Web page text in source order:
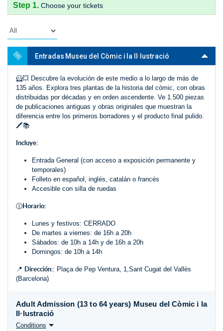
Step 1. Choose your tickets
Entradas Museu del Còmic i la Il·lustració
🦸‍💥 Descubre la evolución de este medio a lo largo de más de
135 años. Explora tres plantas de la historia del cómic, con obras
distribuidas por décadas y en orden ascendente. Ve 1.500 piezas
de publicaciones antiguas y obras originales que muestran la
diferencia entre los primeros borradores y el producto final pulido.
🖍️📚
Incluye:
Entrada General (con acceso a exposición permanente y
temporales)
Folleto en español, inglés, catalán o francés
Accesible con silla de ruedas
🕧Horario:
Lunes y festivos: CERRADO
De martes a viernes: de 16h a 20h
Sábados: de 10h a 14h y de 16h a 20h
Domingos: de 10h a 14h
📍 Dirección:: Plaça de Pep Ventura, 1,Sant Cugat del Vallès
(Barcelona)
Adult Admission (13 to 64 years) Museu del Còmic i la
Il·lustració
Conditions